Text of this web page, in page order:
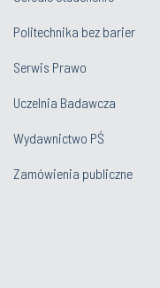
Politechnika bez barier
Serwis Prawo
Uczelnia Badawcza
Wydawnictwo PŚ
Zamówienia publiczne